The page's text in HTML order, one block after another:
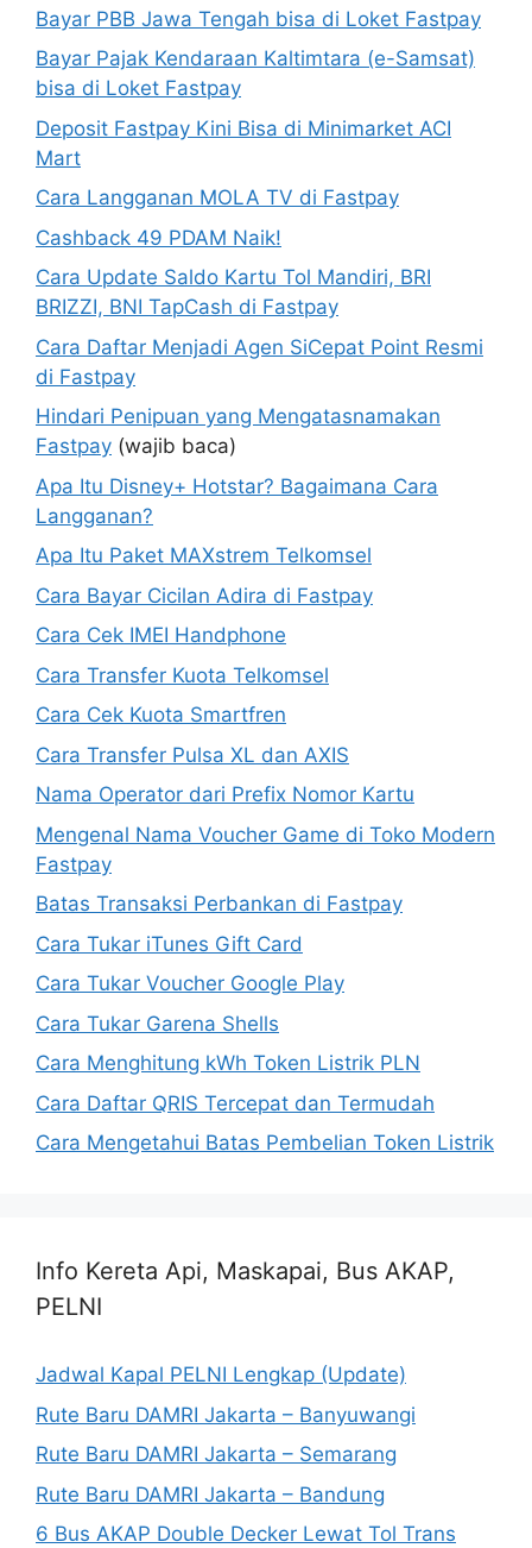
Bayar PBB Jawa Tengah bisa di Loket Fastpay
Bayar Pajak Kendaraan Kaltimtara (e-Samsat)
bisa di Loket Fastpay
Deposit Fastpay Kini Bisa di Minimarket ACI
Mart
Cara Langganan MOLA TV di Fastpay
Cashback 49 PDAM Naik!
Cara Update Saldo Kartu Tol Mandiri, BRI
BRIZZI, BNI TapCash di Fastpay
Cara Daftar Menjadi Agen SiCepat Point Resmi
di Fastpay
Hindari Penipuan yang Mengatasnamakan
Fastpay (wajib baca)
Apa Itu Disney+ Hotstar? Bagaimana Cara
Langganan?
Apa Itu Paket MAXstrem Telkomsel
Cara Bayar Cicilan Adira di Fastpay
Cara Cek IMEI Handphone
Cara Transfer Kuota Telkomsel
Cara Cek Kuota Smartfren
Cara Transfer Pulsa XL dan AXIS
Nama Operator dari Prefix Nomor Kartu
Mengenal Nama Voucher Game di Toko Modern
Fastpay
Batas Transaksi Perbankan di Fastpay
Cara Tukar iTunes Gift Card
Cara Tukar Voucher Google Play
Cara Tukar Garena Shells
Cara Menghitung kWh Token Listrik PLN
Cara Daftar QRIS Tercepat dan Termudah
Cara Mengetahui Batas Pembelian Token Listrik
Info Kereta Api, Maskapai, Bus AKAP,
PELNI
Jadwal Kapal PELNI Lengkap (Update)
Rute Baru DAMRI Jakarta – Banyuwangi
Rute Baru DAMRI Jakarta – Semarang
Rute Baru DAMRI Jakarta – Bandung
6 Bus AKAP Double Decker Lewat Tol Trans